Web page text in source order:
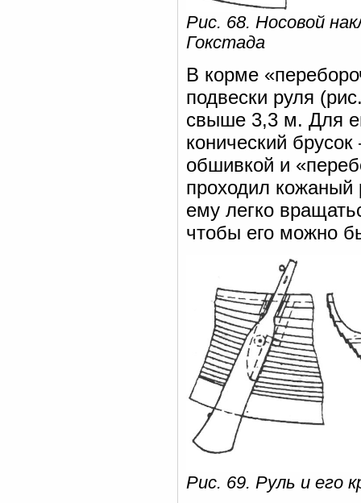
Рис. 68. Носовой
Гокстада
В корме
подвески руля
свыше 3,3 м. Для
конический
обшивкой и
проходил
ему легко
чтобы его можно
Рис. 69. Руль и его